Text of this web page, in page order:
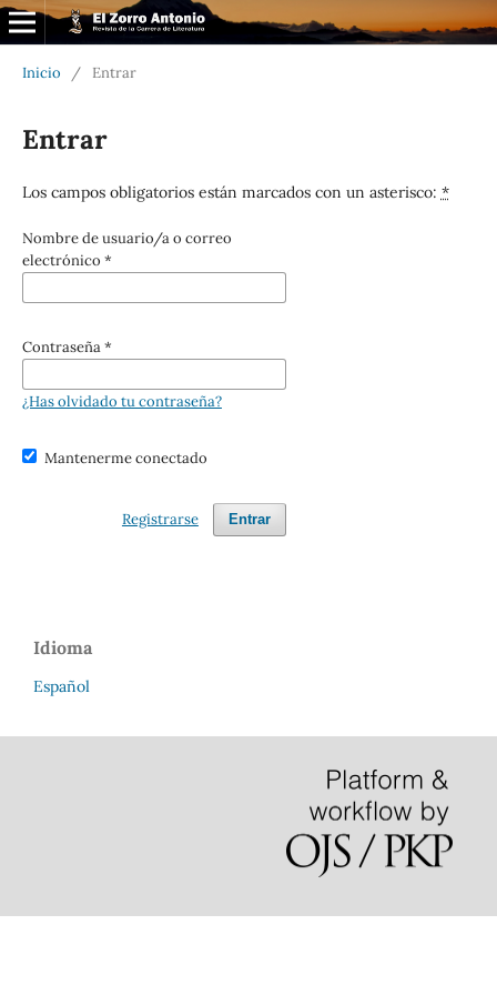
Inicio / Entrar
Entrar
Los campos obligatorios están marcados con un asterisco: *
Nombre de usuario/a o correo
electrónico *
Contraseña*
¿Has olvidado tu contraseña?
Mantenerme conectado
Entrar
Registrarse
Idioma
Español